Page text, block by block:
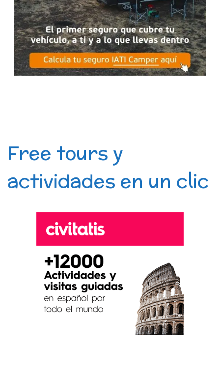
Free tours y
actividades en un clic